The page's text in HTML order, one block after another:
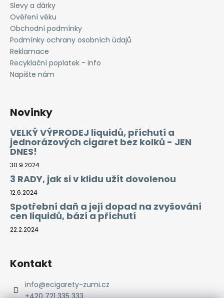
Slevy a dárky
Ověření věku
Obchodní podmínky
Podmínky ochrany osobních údajů
Reklamace
Recyklační poplatek - info
Napište nám
Novinky
VELKÝ VÝPRODEJ liquidů, příchutí a
jednorázových cigaret bez kolků - JEN
DNES!
30.9.2024
3 RADY, jak si v klidu užít dovolenou
12.6.2024
Spotřební daň a její dopad na zvyšování
cen liquidů, bází a příchutí
22.2.2024
Kontakt
info@ecigarety-zumi.cz